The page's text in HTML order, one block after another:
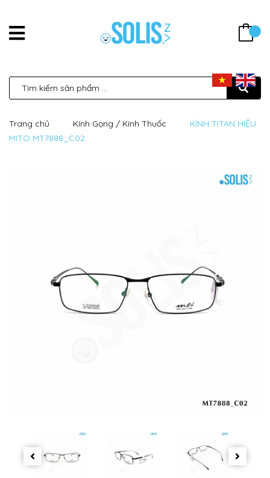
Trang chủ Kính Gọng / Kính Thuốc
KÍNH TITAN HIỆU
MITO MT7888_C02